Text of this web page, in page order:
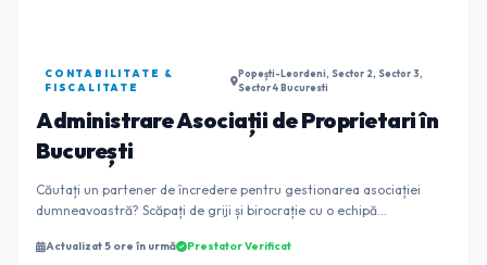
CONTABILITATE &
FISCALITATE
Popești-Leordeni, Sector 2, Sector 3,
Sector 4 Bucuresti
Administrare Asociații de Proprietari în
București
Căutați un partener de încredere pentru gestionarea asociației
dumneavoastră? Scăpați de griji și birocrație cu o echipă
Actualizat 5 ore în urmă Prestator Verificat